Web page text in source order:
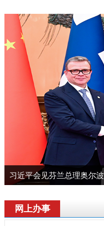
习近平会见芬兰总理奥尔波
网上办事